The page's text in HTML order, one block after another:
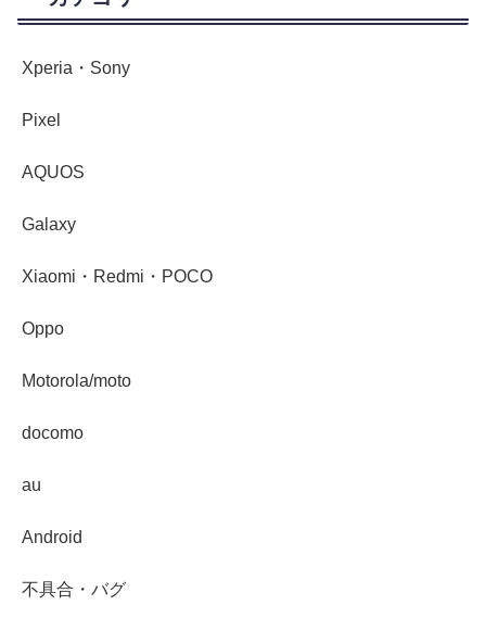
Xperia・Sony
Pixel
AQUOS
Galaxy
Xiaomi・Redmi・POCO
Oppo
Motorola/moto
docomo
au
Android
不具合・バグ